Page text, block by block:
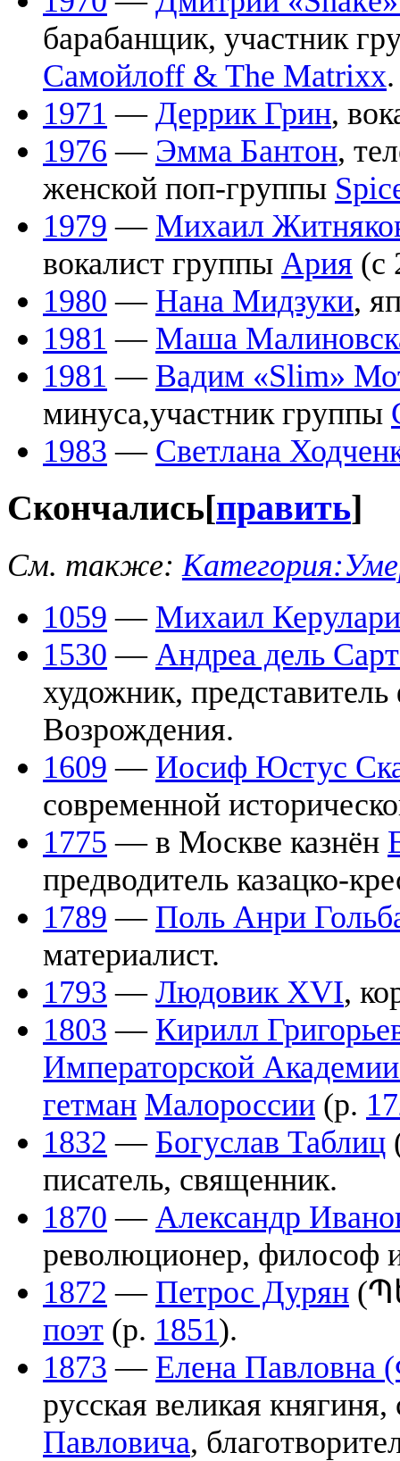
барабанщик, участник
Самойлоff & The Matrixx.
1971 — Деррик Грин,
1976 — Эмма Бантон,
женской поп-группы
1979 — Михаил
вокалист группы Ария (с
1980 — Нана Мидзуки,
1981 — Маша
1981 — Вадим «Slim»
минуса,участник группы
1983 — Светлана
Скончались[править]
См. также:
1059 — Михаил
1530 — Андреа дель
художник,
Возрождения.
1609 — Иосиф Юстус
современной
1775 — в Москве казнён
предводитель казацко-
1789 — Поль Анри
материалист.
1793 — Людовик XVI,
1803 — Кирилл
Императорской
гетман Малороссии (р.
1832 — Богуслав Таблиц
писатель, священник.
1870 — Александр
революционер, философ
1872 — Петрос Дурян
поэт (р. 1851).
1873 — Елена Павловна
русская великая
Павловича,